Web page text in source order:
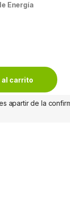
Energía
DE ONDA
al carrito
apartir de la